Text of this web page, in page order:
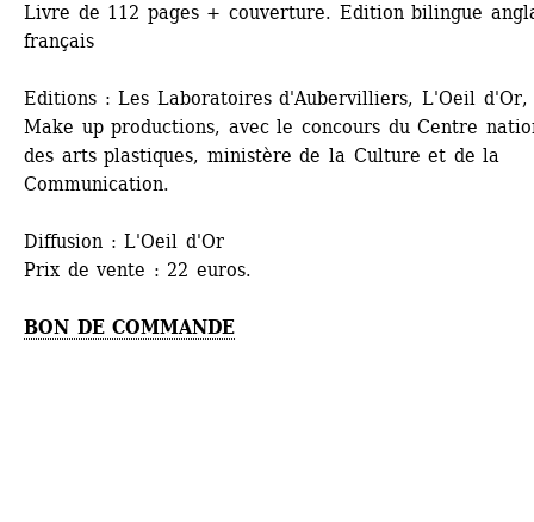
Livre de 112 pages + couverture. Edition bilingue
français
Editions : Les Laboratoires d'Aubervilliers, L'Oeil d'Or,
Make up productions, avec le concours du Centre
des arts plastiques, ministère de la Culture et de la
Communication.
Diffusion : L'Oeil d'Or
Prix de vente : 22 euros.
BON DE COMMANDE